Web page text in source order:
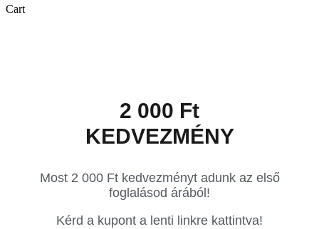
Cart
2 000 Ft
KEDVEZMÉNY
Most 2 000 Ft kedvezményt adunk az első
foglalásod árából!
Kérd a kupont a lenti linkre kattintva!